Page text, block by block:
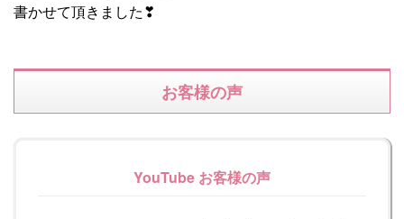
書かせて頂きました❣
お客様の声
YouTube お客様の声